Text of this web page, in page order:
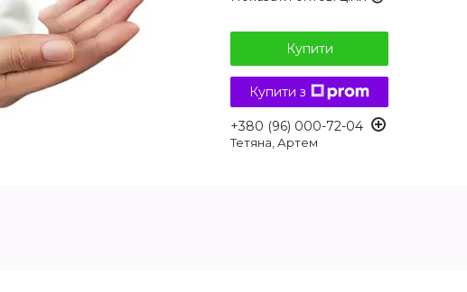
Купити
Купити з
+380 (96) 000-72-04
Тетяна, Артем